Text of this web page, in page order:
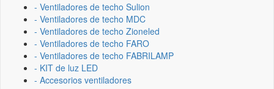
- Ventiladores de techo Sulion
- Ventiladores de techo MDC
- Ventiladores de techo Zioneled
- Ventiladores de techo FARO
- Ventiladores de techo FABRILAMP
- KIT de luz LED
- Accesorios ventiladores